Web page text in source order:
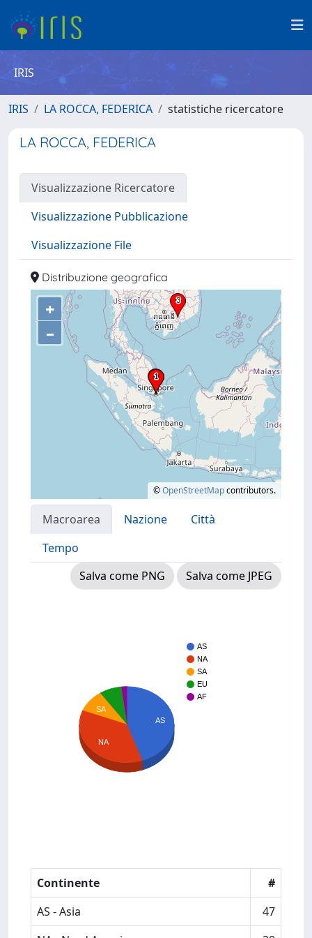
IRIS
IRIS LA ROCCA, FEDERICA statistiche ricercatore
LA ROCCA, FEDERICA
Visualizzazione Ricercatore
Visualizzazione Pubblicazione
Visualizzazione File
Distribuzione geografica
+
–
©OpenStreetMapcontributors.
Macroarea Nazione
Città
Tempo
Salva come PNG
Salva come JPEG
AS
NA
SA
EU
AF
AS
SA
NA
Continente
#
AS - Asia
47